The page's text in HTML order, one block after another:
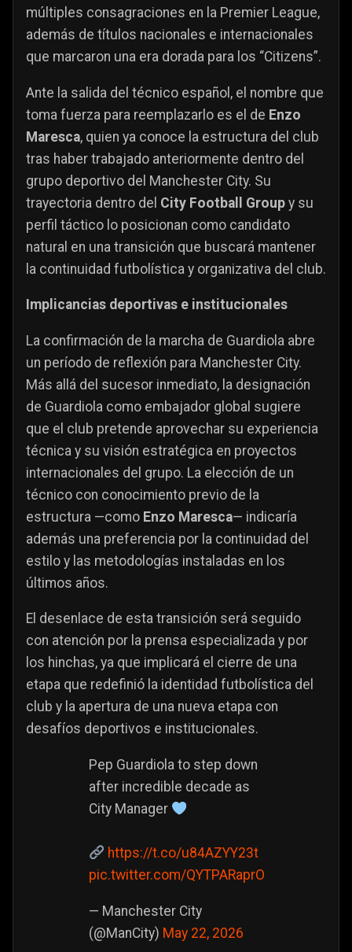
múltiples consagraciones en la Premier League,
además de títulos nacionales e internacionales
que marcaron una era dorada para los “Citizens”.
Ante la salida del técnico español, el nombre que
toma fuerza para reemplazarlo es el de Enzo
Maresca, quien ya conoce la estructura del club
tras haber trabajado anteriormente dentro del
grupo deportivo del Manchester City. Su
trayectoria dentro del City Football Group y su
perfil táctico lo posicionan como candidato
natural en una transición que buscará mantener
la continuidad futbolística y organizativa del club.
Implicancias deportivas e institucionales
La confirmación de la marcha de Guardiola abre
un período de reflexión para Manchester City.
Más allá del sucesor inmediato, la designación
de Guardiola como embajador global sugiere
que el club pretende aprovechar su experiencia
técnica y su visión estratégica en proyectos
internacionales del grupo. La elección de un
técnico con conocimiento previo de la
estructura —como Enzo Maresca— indicaría
además una preferencia por la continuidad del
estilo y las metodologías instaladas en los
últimos años.
El desenlace de esta transición será seguido
con atención por la prensa especializada y por
los hinchas, ya que implicará el cierre de una
etapa que redefinió la identidad futbolística del
club y la apertura de una nueva etapa con
desafíos deportivos e institucionales.
Pep Guardiola to step down
after incredible decade as
City Manager
https://t.co/u84AZYY23t
pic.twitter.com/QYTPARaprO
— Manchester City
(@ManCity) May 22, 2026